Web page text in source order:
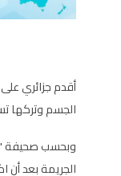
أقدم جزائري
الجسم وتركها
وبحسب صحيفة